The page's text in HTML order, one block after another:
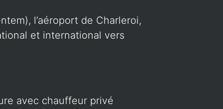
l’aéroport de Charleroi,
et international vers
avec chauffeur privé